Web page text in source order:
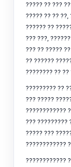
????? ?? ???
????? ?? ??
?????? ??
??? ???,
??? ?? ?????
?? ??????
???????? ?? ??
????????? ??
??? ?????
????????????
??? ?????????
????? ???
????????????
????????????